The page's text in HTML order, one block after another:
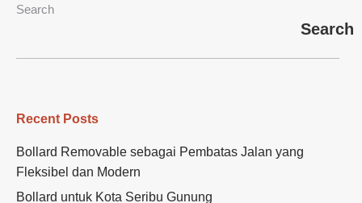
Search
Search
Recent Posts
Bollard Removable sebagai Pembatas Jalan yang
Fleksibel dan Modern
Bollard untuk Kota Seribu Gunung